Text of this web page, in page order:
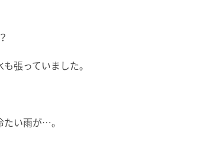
張っていました。
い雨が…。